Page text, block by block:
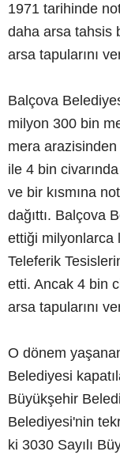
1971 tarihinde
daha arsa tahsis
arsa tapularını
Balçova
milyon 300 bin
mera
ile 4 bin
ve bir kısmına
dağıttı. Balçova
ettiği milyonlarca
Teleferik
etti. Ancak 4 bin
arsa tapularını
O dönem
Belediyesi
Büyükşehir
Belediyesi'nin
ki 3030 Sayılı